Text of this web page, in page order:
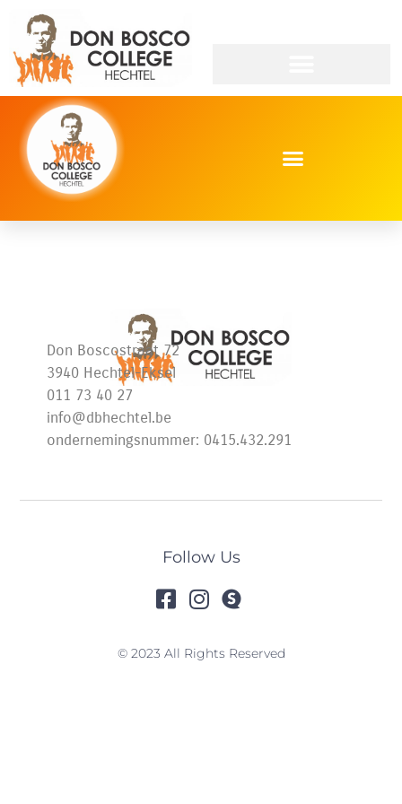
WIE DOET WAT?
Don Boscostraat 72
3940 Hechtel-Eksel
011 73 40 27
info@dbhechtel.be
ondernemingsnummer: 0415.432.291
Follow Us
© 2023 All Rights Reserved